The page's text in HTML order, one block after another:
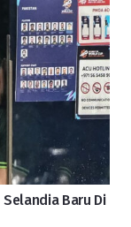
Baru Di